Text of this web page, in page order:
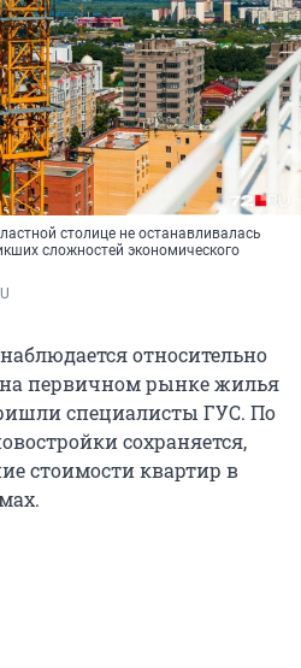
столице не останавливалась
сложностей экономического
относительно
первичном рынке жилья
специалисты ГУС. По
сохраняется,
стоимости квартир в